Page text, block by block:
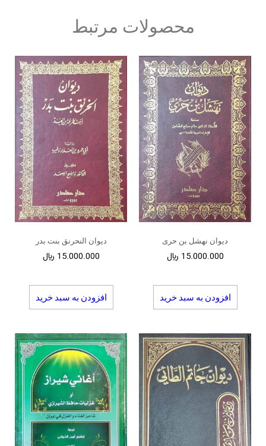
محصولات مرتبط
دیوان نهشل بن حری
15.000.000 ﷼
افزودن به سبد خرید
دیوان النحرنق بنت بدر
15.000.000 ﷼
افزودن به سبد خرید